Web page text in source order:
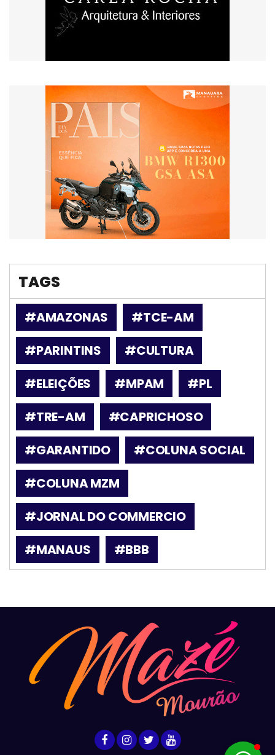
TAGS
#AMAZONAS
#TCE-AM
#PARINTINS
#CULTURA
#ELEIÇÕES
#MPAM
#PL
#TRE-AM
#CAPRICHOSO
#GARANTIDO
#COLUNA SOCIAL
#COLUNA MZM
#JORNAL DO COMMERCIO
#MANAUS
#BBB